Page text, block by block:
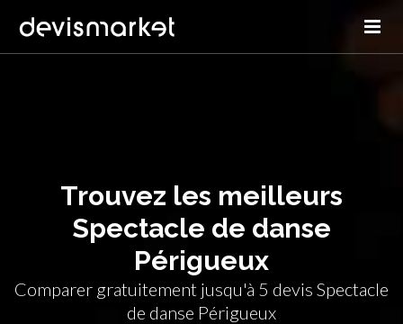
Trouvez les meilleurs
Spectacle de danse
Périgueux
Comparer gratuitement jusqu'à 5 devis Spectacle
de danse Périgueux